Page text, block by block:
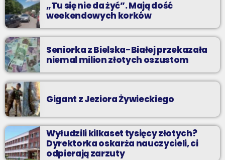
„Tu się nie da żyć”. Mają dość
weekendowych korków
Seniorka z Bielska-Białej przekazała
niemal milion złotych oszustom
Gigant z Jeziora Żywieckiego
Wyłudzili kilkaset tysięcy złotych?
Dyrektorka oskarża nauczycieli, ci
odpierają zarzuty